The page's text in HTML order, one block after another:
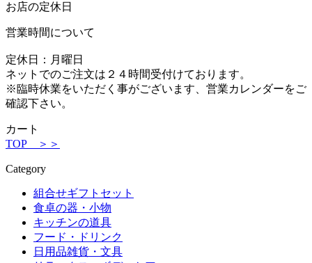
お店の定休日
営業時間について
定休日：月曜日
ネットでのご注文は２４時間受付けております。
※臨時休業をいただく事がございます、営業カレンダーをご
確認下さい。
カート
TOP ＞＞
Category
組合せギフトセット
食卓の器・小物
キッチンの道具
フード・ドリンク
日用品雑貨・文具